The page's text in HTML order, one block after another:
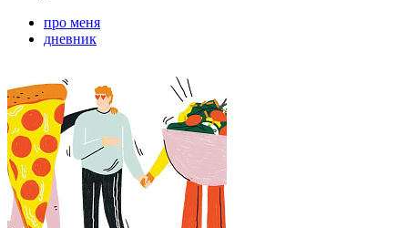
про меня
дневник